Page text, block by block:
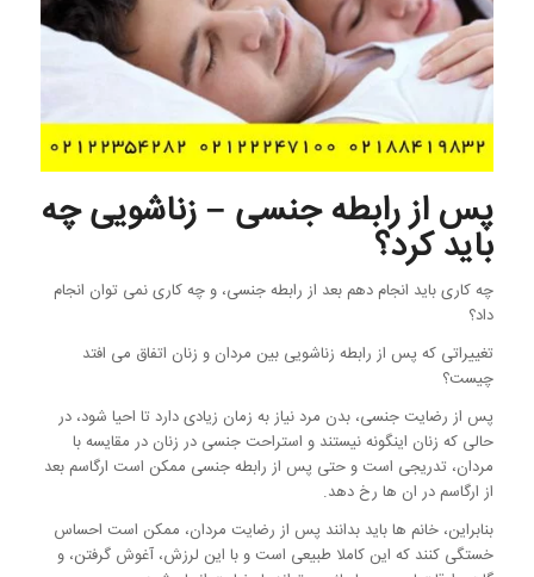
پس از رابطه جنسی – زناشویی چه
باید کرد؟
چه کاری باید انجام دهم بعد از رابطه جنسی، و چه کاری نمی توان انجام
داد؟
تغییراتی که پس از رابطه زناشویی بین مردان و زنان اتفاق می افتد
چیست؟
پس از رضایت جنسی، بدن مرد نیاز به زمان زیادی دارد تا احیا شود، در
حالی که زنان اینگونه نیستند و استراحت جنسی در زنان در مقایسه با
مردان، تدریجی است و حتی پس از رابطه جنسی ممکن است ارگاسم بعد
از ارگاسم در ان ها رخ دهد.
بنابراین، خانم ها باید بدانند پس از رضایت مردان، ممکن است احساس
خستگی کنند که این کاملا طبیعی است و با این لرزش، آغوش گرفتن، و